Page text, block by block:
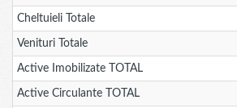
Cheltuieli Totale
Venituri Totale
Active Imobilizate TOTAL
Active Circulante TOTAL